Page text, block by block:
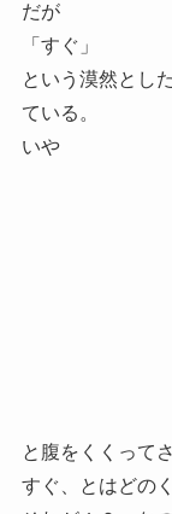
だが
「すぐ」
という漠然とし
ている。
いや
と腹をくくって
すぐ、とはどの